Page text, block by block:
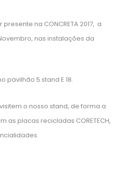
na CONCRETA 2017, a
nas instalações da
pavilhão 5 stand E 18.
o nosso stand, de forma a
placas recicladas CORETECH,